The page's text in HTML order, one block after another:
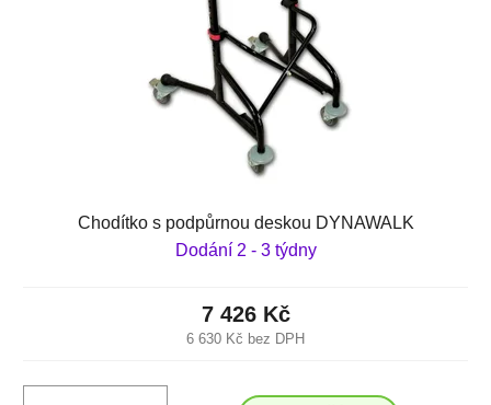
Chodítko s podpůrnou deskou DYNAWALK
Dodání 2 - 3 týdny
6 630 Kč bez DPH
7 426 Kč